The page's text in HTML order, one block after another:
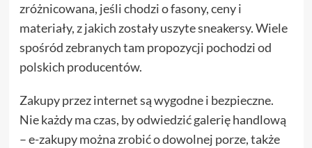
zróżnicowana, jeśli chodzi o fasony, ceny i
materiały, z jakich zostały uszyte sneakersy. Wiele
spośród zebranych tam propozycji pochodzi od
polskich producentów.
Zakupy przez internet są wygodne i bezpieczne.
Nie każdy ma czas, by odwiedzić galerię handlową
– e-zakupy można zrobić o dowolnej porze, także